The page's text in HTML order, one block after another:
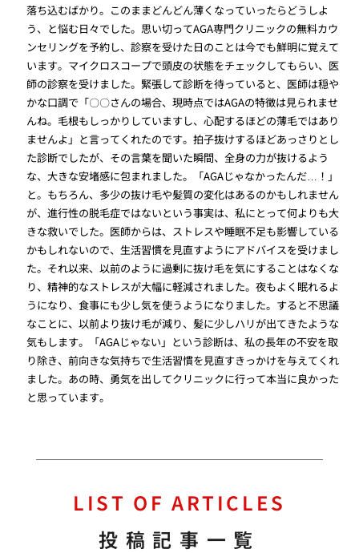
落ち込むばかり。このままどんどん薄くなっていったらどうしよ
う、と悩む日々でした。思い切ってAGA専門クリニックの無料カウ
ンセリングを予約し、診察を受けた日のことは今でも鮮明に覚えて
います。マイクロスコープで頭皮の状態をチェックしてもらい、医
師の診察を受けました。緊張して診断を待っていると、医師は穏や
かな口調で「〇〇さんの場合、現時点ではAGAの特徴は見られませ
んね。毛根もしっかりしていますし、心配するほどの薄毛ではあり
ませんよ」と言ってくれたのです。拍子抜けするほどあっさりとし
た診断でしたが、その言葉を聞いた瞬間、全身の力が抜けるよう
な、大きな安堵感に包まれました。「AGAじゃなかったんだ…！」
と。もちろん、多少の抜け毛や髪質の変化はあるのかもしれません
が、進行性の脱毛症ではないという事実は、私にとって何よりも大
きな救いでした。医師からは、ストレスや睡眠不足も影響している
かもしれないので、生活習慣を見直すようにアドバイスを受けまし
た。それ以来、以前のように過剰に抜け毛を気にすることはなくな
り、精神的なストレスが大幅に軽減されました。夜もよく眠れるよ
うになり、食事にも少し気を使うようになりました。すると不思議
なことに、以前より抜け毛が減り、髪に少しハリが出てきたような
気もします。「AGAじゃない」という診断は、私の長年の不安を取
り除き、前向きな気持ちで生活習慣を見直すきっかけを与えてくれ
ました。あの時、勇気を出してクリニックに行って本当に良かった
と思っています。
LIST OF ARTICLES
投稿記事一覧